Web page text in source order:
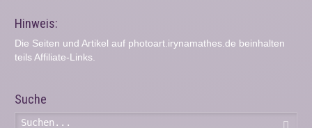
Hinweis:
Die Seiten und Artikel auf photoart.irynamathes.de beinhalten
teils Affiliate-Links.
Suche